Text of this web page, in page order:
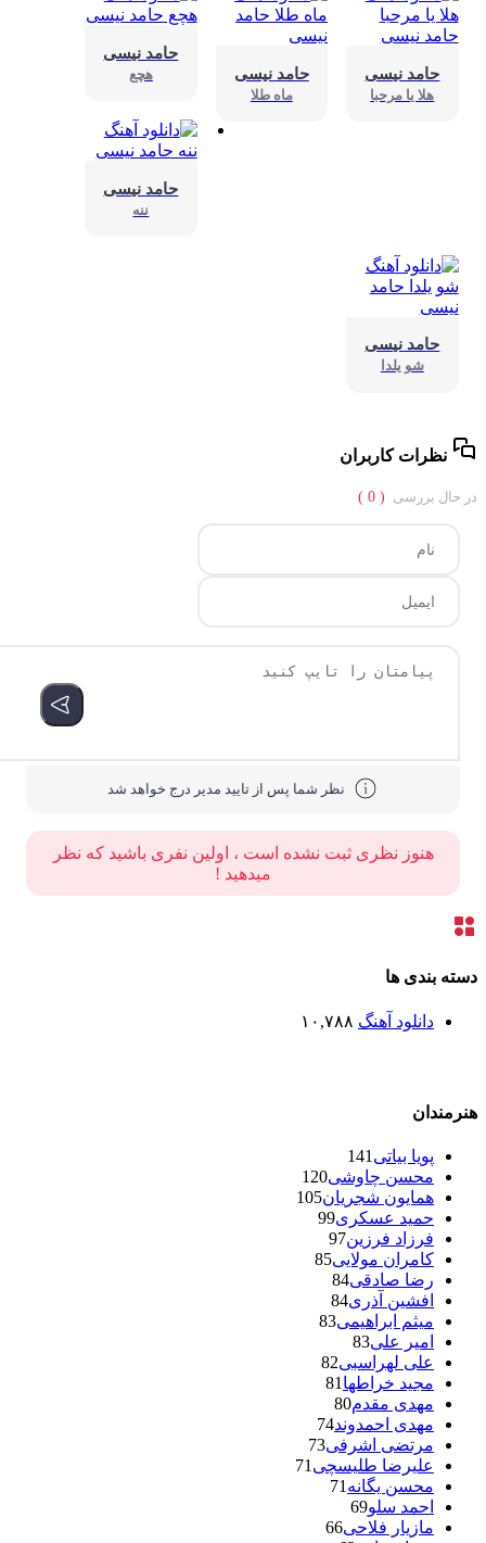
حامد نیسی
هلا یا مرحبا
حامد نیسی
ماه طلا
حامد نیسی
هچع
حامد نیسی
حامد نیسی
شو یلدا
نظرات کاربران
حال بررسی ( 0 )
نظر شما پس از تایید مدیر درج خواهد شد
هنوز نظری ثبت نشده است ، اولین نفری باشید که نظر
میدهید !
بندی ها
دانلود آهنگ ۱۰,۷۸۸
پویا بیاتی141
محسن چاوشی120
همایون شجریان 105
حمید عسکری99
فرزاد فرزین97
کامران مولایی85
رضا صادقی84
افشین آذری84
میثم ابراهیمی83
امیر علی83
علی لهراسبی82
مجید خراطها81
مهدی مقدم80
مهدی احمدوند74
مرتضی اشرفی 73
علیرضا طلیسچی71
محسن یگانه71
احمد سلو69
مازیار فلاحی66